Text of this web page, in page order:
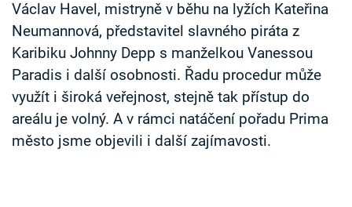
Václav Havel, mistryně v běhu na lyžích Kateřina
Neumannová, představitel slavného piráta z
Karibiku Johnny Depp s manželkou Vanessou
Paradis i další osobnosti. Řadu procedur může
využít i široká veřejnost, stejně tak přístup do
areálu je volný. A v rámci natáčení pořadu Prima
město jsme objevili i další zajímavosti.